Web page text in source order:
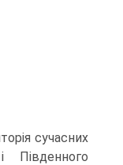
сучасних
Південного